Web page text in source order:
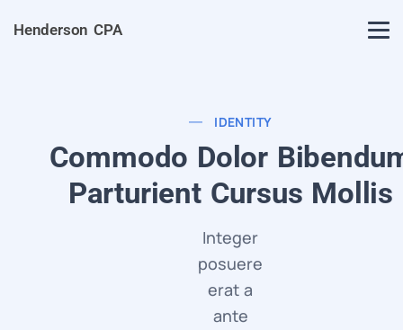
Henderson CPA
IDENTITY
Commodo Dolor
Parturient Cursus Mollis
Integer
posuere
erat a
ante